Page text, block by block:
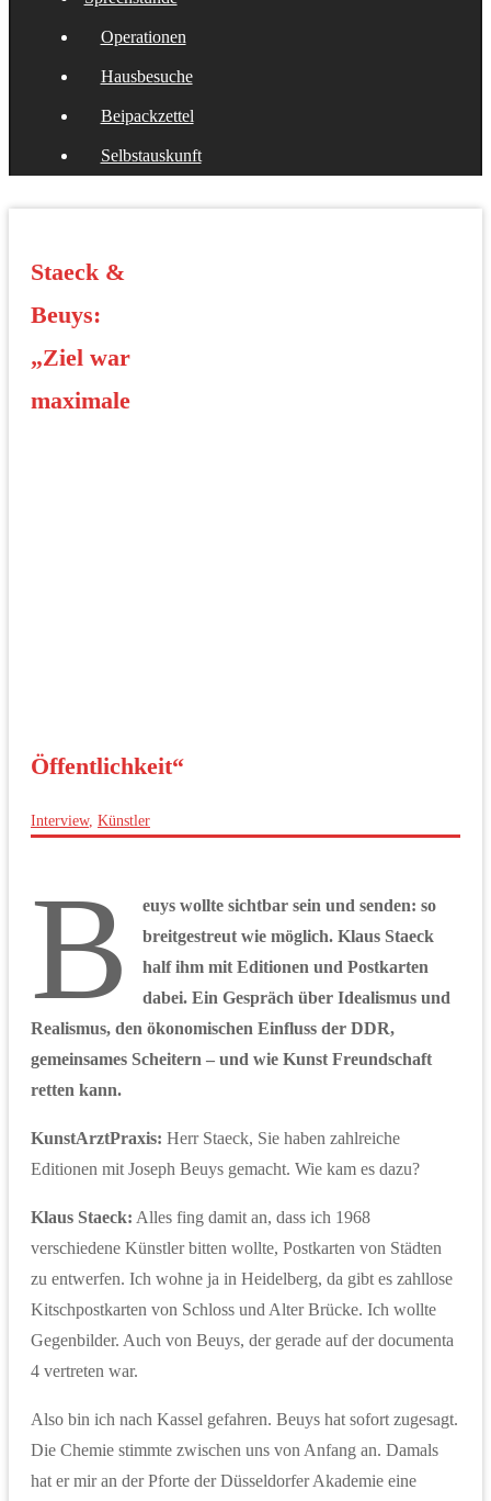
Operationen
Hausbesuche
Beipackzettel
Selbstauskunft
Staeck &
Beuys:
„Ziel war
maximale
Öffentlichkeit“
Interview, Künstler
B
euys wollte sichtbar sein und senden: so
breitgestreut wie möglich. Klaus Staeck
half ihm mit Editionen und Postkarten
dabei. Ein Gespräch über Idealismus und
Realismus, den ökonomischen Einfluss der DDR,
gemeinsames Scheitern – und wie Kunst Freundschaft
retten kann.
KunstArztPraxis: Herr Staeck, Sie haben zahlreiche
Editionen mit Joseph Beuys gemacht. Wie kam es dazu?
Klaus Staeck: Alles fing damit an, dass ich 1968
verschiedene Künstler bitten wollte, Postkarten von Städten
zu entwerfen. Ich wohne ja in Heidelberg, da gibt es zahllose
Kitschpostkarten von Schloss und Alter Brücke. Ich wollte
Gegenbilder. Auch von Beuys, der gerade auf der documenta
4 vertreten war.
Also bin ich nach Kassel gefahren. Beuys hat sofort zugesagt.
Die Chemie stimmte zwischen uns von Anfang an. Damals
hat er mir an der Pforte der Düsseldorfer Akademie eine